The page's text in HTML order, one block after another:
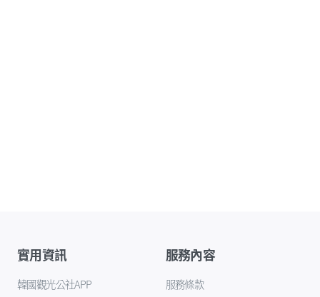
實用資訊
韓國觀光公社APP
服務內容
服務條款